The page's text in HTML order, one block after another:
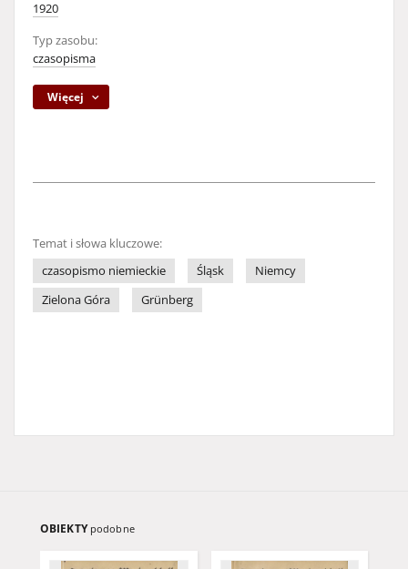
1920
Typ zasobu:
czasopisma
Więcej
Temat i słowa kluczowe:
czasopismo niemieckie
Śląsk
Niemcy
Zielona Góra
Grünberg
OBIEKTY podobne